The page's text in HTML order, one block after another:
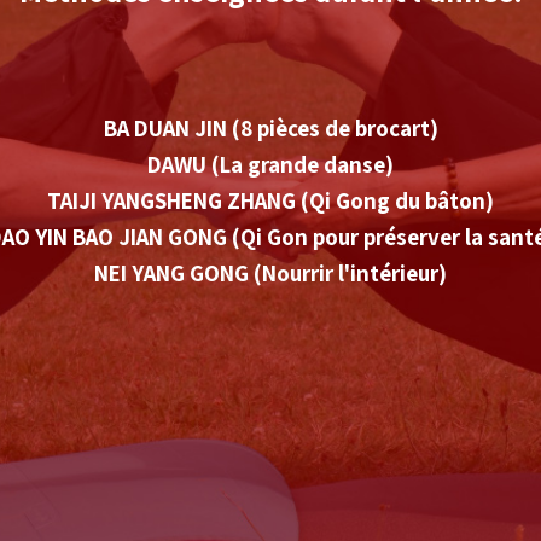
BA DUAN JIN (8 pièces de brocart)
DAWU (La grande danse)
TAIJI YANGSHENG ZHANG (Qi Gong du bâton)
YIN BAO JIAN GONG (Qi Gon pour préserver la
NEI YANG GONG (Nourrir l'intérieur)